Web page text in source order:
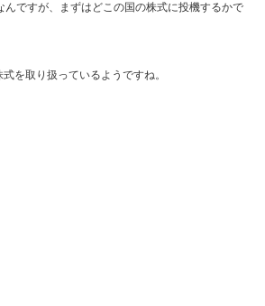
んですが、まずはどこの国の株式に投機するかで
式を取り扱っているようですね。